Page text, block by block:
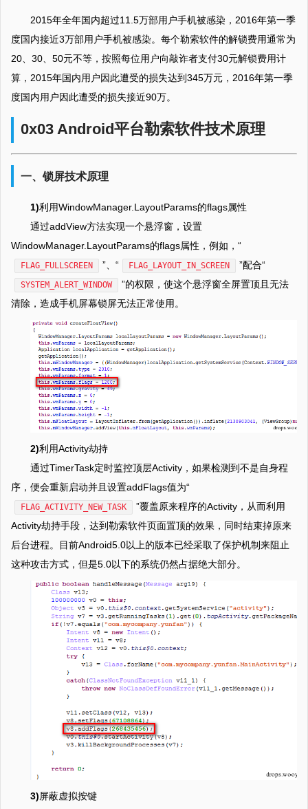
2015年全年国内超过11.5万部用户手机被感染，2016年第一季
度国内接近3万部用户手机被感染。每个勒索软件的解锁费用通常为
20、30、50元不等，按照每位用户向敲诈者支付30元解锁费用计
算，2015年国内用户因此遭受的损失达到345万元，2016年第一季
度国内用户因此遭受的损失接近90万。
0x03 Android平台勒索软件技术原理
一、锁屏技术原理
1)利用WindowManager.LayoutParams的flags属性
通过addView方法实现一个悬浮窗，设置
WindowManager.LayoutParams的flags属性，例如，“
FLAG_FULLSCREEN ”、“ FLAG_LAYOUT_IN_SCREEN ”配合“
SYSTEM_ALERT_WINDOW
”的权限，使这个悬浮窗全屏置顶且无法
清除，造成手机屏幕锁屏无法正常使用。
2)利用Activity劫持
通过TimerTask定时监控顶层Activity，如果检测到不是自身程
序，便会重新启动并且设置addFlags值为“
FLAG_ACTIVITY_NEW_TASK
”覆盖原来程序的Activity，从而利用
Activity劫持手段，达到勒索软件页面置顶的效果，同时结束掉原来
后台进程。目前Android5.0以上的版本已经采取了保护机制来阻止
这种攻击方式，但是5.0以下的系统仍然占据绝大部分。
3)屏蔽虚拟按键